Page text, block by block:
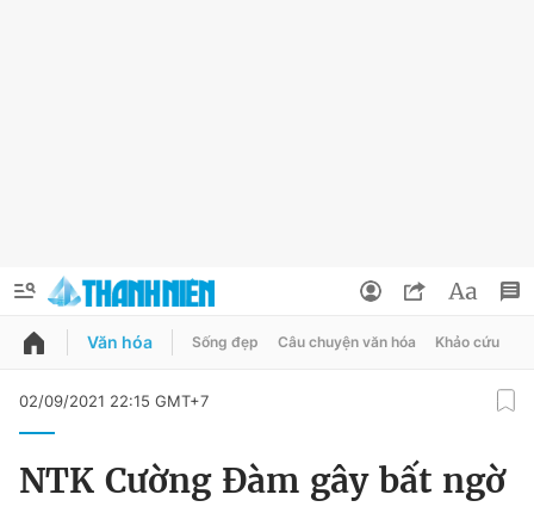
QUẢNG CÁO
Đổi mật khẩu
Văn hóa Sống đẹp Câu chuyện văn hóa Khảo cứu
02/09/2021 22:15 GMT+7
NTK Cường Đàm gây bất ngờ